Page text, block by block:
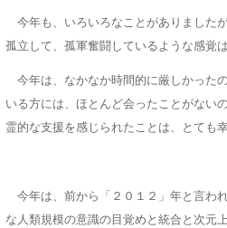
今年も、いろいろなことがありました
孤立して、孤軍奮闘しているような感覚
今年は、なかなか時間的に厳しかった
いる方には、ほとんど会ったことがない
霊的な支援を感じられたことは、とても幸
今年は、前から「２０１２」年と言わ
な人類規模の意識の目覚めと統合と次元